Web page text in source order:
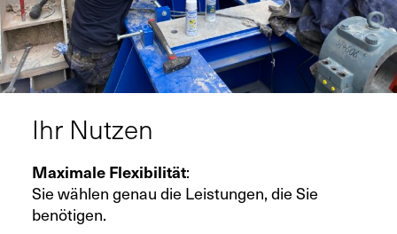
Ihr Nutzen
Maximale Flexibilität:
Sie wählen genau die Leistungen, die Sie
benötigen.